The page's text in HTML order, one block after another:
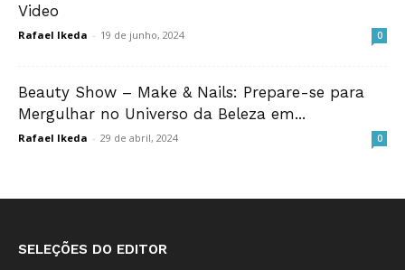
Video
Rafael Ikeda - 19 de junho, 2024 0
Beauty Show – Make & Nails: Prepare-se para
Mergulhar no Universo da Beleza em...
Rafael Ikeda - 29 de abril, 2024 0
SELEÇÕES DO EDITOR